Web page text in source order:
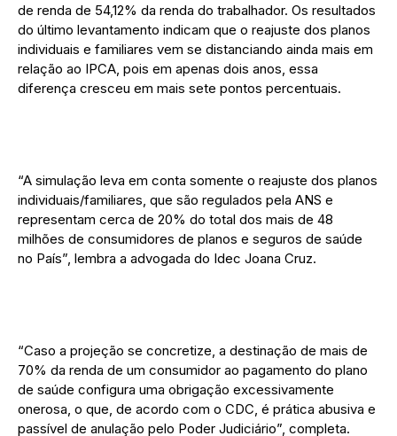
de renda de 54,12% da renda do trabalhador. Os resultados
do último levantamento indicam que o reajuste dos planos
individuais e familiares vem se distanciando ainda mais em
relação ao IPCA, pois em apenas dois anos, essa
diferença cresceu em mais sete pontos percentuais.
“A simulação leva em conta somente o reajuste dos planos
individuais/familiares, que são regulados pela ANS e
representam cerca de 20% do total dos mais de 48
milhões de consumidores de planos e seguros de saúde
no País”, lembra a advogada do Idec Joana Cruz.
“Caso a projeção se concretize, a destinação de mais de
70% da renda de um consumidor ao pagamento do plano
de saúde configura uma obrigação excessivamente
onerosa, o que, de acordo com o CDC, é prática abusiva e
passível de anulação pelo Poder Judiciário”, completa.